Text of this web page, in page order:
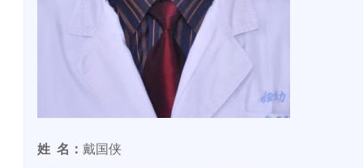
姓 名： 戴国侠